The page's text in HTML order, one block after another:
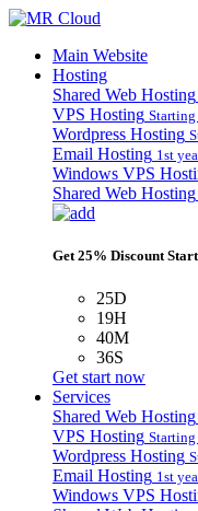
Main Website
Hosting
Shared Web Hosting
VPS Hosting Starting
Wordpress Hosting
Email Hosting 1st
Windows VPS
Shared Web Hosting
Get 25% Discount
25D
19H
40M
36S
Get start now
Services
Shared Web Hosting
VPS Hosting Starting
Wordpress Hosting
Email Hosting 1st
Windows VPS